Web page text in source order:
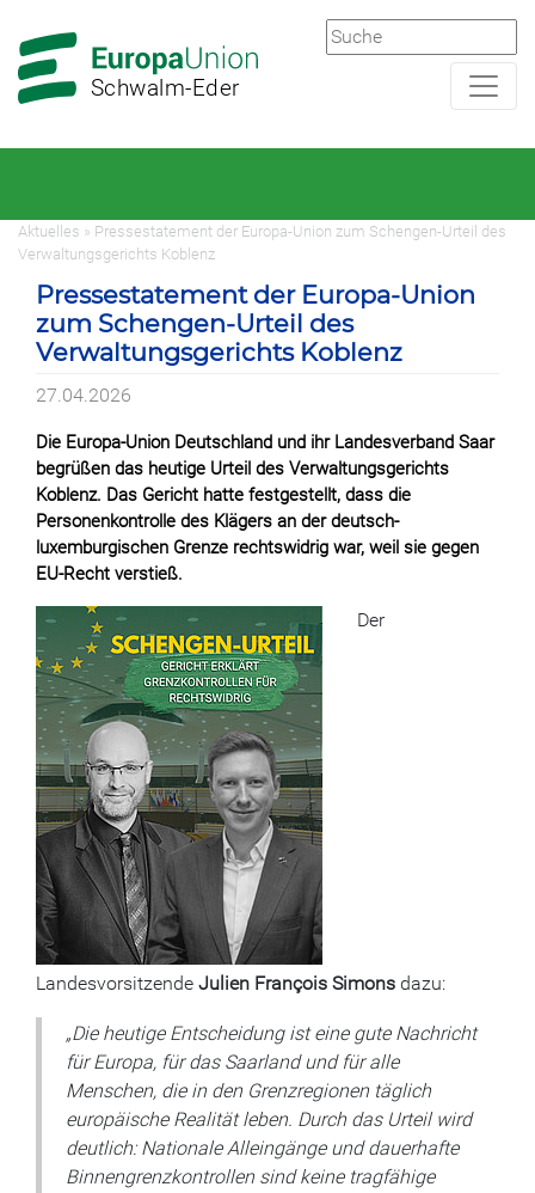
Hauptnavigation
Hauptbereich
Schwalm-Eder
Aktuelles » Pressestatement der Europa-Union zum Schengen-Urteil des
Verwaltungsgerichts Koblenz
Pressestatement der Europa-Union
zum Schengen-Urteil des
Verwaltungsgerichts Koblenz
27.04.2026
Die Europa-Union Deutschland und ihr Landesverband Saar
begrüßen das heutige Urteil des Verwaltungsgerichts
Koblenz. Das Gericht hatte festgestellt, dass die
Personenkontrolle des Klägers an der deutsch-
luxemburgischen Grenze rechtswidrig war, weil sie gegen
EU-Recht verstieß.
Der
Landesvorsitzende Julien François Simons dazu:
„Die heutige Entscheidung ist eine gute Nachricht
für Europa, für das Saarland und für alle
Menschen, die in den Grenzregionen täglich
europäische Realität leben. Durch das Urteil wird
deutlich: Nationale Alleingänge und dauerhafte
Binnengrenzkontrollen sind keine tragfähige